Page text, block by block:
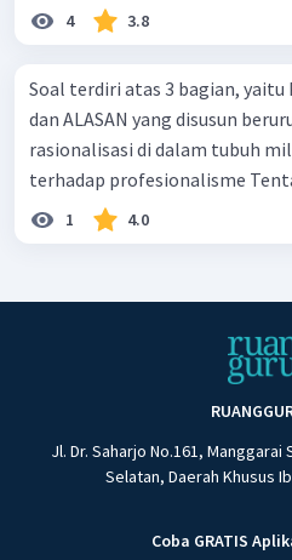
4 3.8
Soal terdiri atas 3 bagian, yaitu
dan ALASAN yang disusun berurutan.
rasionalisasi di dalam tubuh
terhadap profesionalisme
1 4.0
Jl. Dr. Saharjo No.161,
Selatan, Daerah Khusus
Coba GRATIS